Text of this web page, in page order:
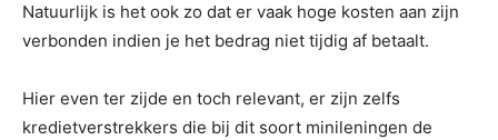
Natuurlijk is het ook zo dat er vaak hoge kosten aan zijn
verbonden indien je het bedrag niet tijdig af betaalt.
Hier even ter zijde en toch relevant, er zijn zelfs
kredietverstrekkers die bij dit soort minileningen de